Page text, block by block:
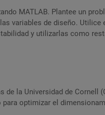
MATLAB. Plantee un
variables de diseño. Utilice
y utilizarlas como
de la Universidad de Cornell
optimizar el